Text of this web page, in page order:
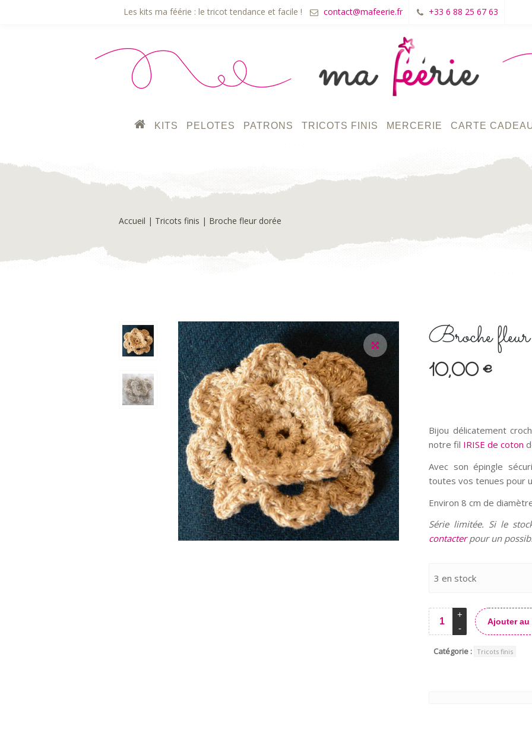
Les kits ma féérie : le tricot tendance et facile ! contact@mafeerie.fr +33 6 88 25 67 63
KITS PELOTES PATRONS TRICOTS FINIS MERCERIE CARTE
Accueil | Tricots finis | Broche fleur dorée
Broche fleur
10,00€
Bijou délicatement
notre fil IRISE de coton
Avec son épingle
toutes vos tenues pour
Environ 8 cm de
Série limitée. Si le
contacterpour un
3 en stock
Ajouter au
Catégorie : Tricots finis